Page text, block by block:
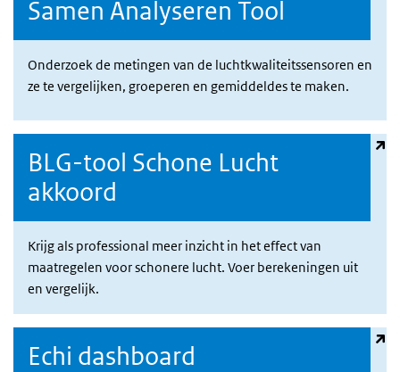
Samen Analyseren Tool
Onderzoek de metingen van de luchtkwaliteitssensoren en
ze te vergelijken, groeperen en gemiddeldes te maken.
BLG-tool Schone Lucht
akkoord
Krijg als professional meer inzicht in het effect van
maatregelen voor schonere lucht. Voer berekeningen uit
en vergelijk.
Echi dashboard